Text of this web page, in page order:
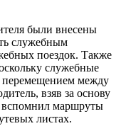
были внесены
служебным
поездок. Также
служебные
перемещением между
взяв за основу
вспомнил маршруты
листах.